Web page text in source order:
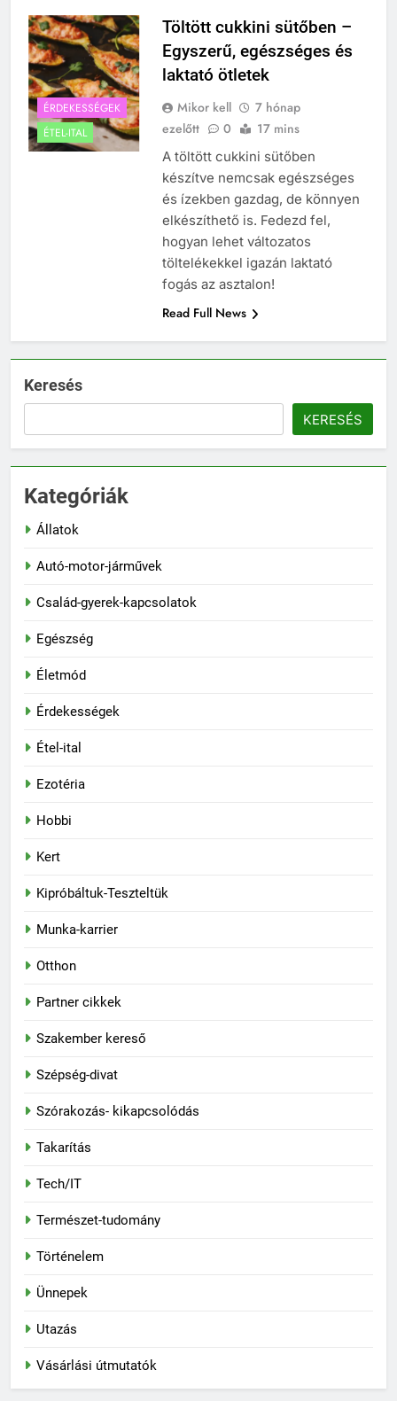
ÉRDEKESSÉGEK
ÉTEL-ITAL
Töltött cukkini sütőben –
Egyszerű, egészséges és
laktató ötletek
Mikor kell
7 hónap
ezelőtt
0 17 mins
A töltött cukkini sütőben
készítve nemcsak egészséges
és ízekben gazdag, de könnyen
elkészíthető is. Fedezd fel,
hogyan lehet változatos
töltelékekkel igazán laktató
fogás az asztalon!
Read Full News
Keresés
KERESÉS
Kategóriák
Állatok
Autó-motor-járművek
Család-gyerek-kapcsolatok
Egészség
Életmód
Érdekességek
Étel-ital
Ezotéria
Hobbi
Kert
Kipróbáltuk-Teszteltük
Munka-karrier
Otthon
Partner cikkek
Szakember kereső
Szépség-divat
Szórakozás- kikapcsolódás
Takarítás
Tech/IT
Természet-tudomány
Történelem
Ünnepek
Utazás
Vásárlási útmutatók